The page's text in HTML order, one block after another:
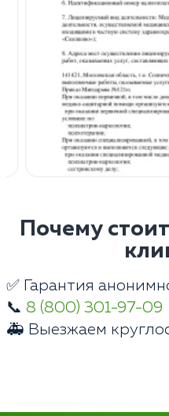
Почему
✅ Гарантия
📞 8 (800) 301-97-09
🚑 Выезжаем